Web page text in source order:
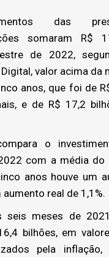
das
somaram R$
de 2022,
valor acima da
anos, que foi de
e de R$ 17,2
o
com a média do
anos houve um
aumento real de 1,1%.
seis meses de
bilhões, em
pela inflação,